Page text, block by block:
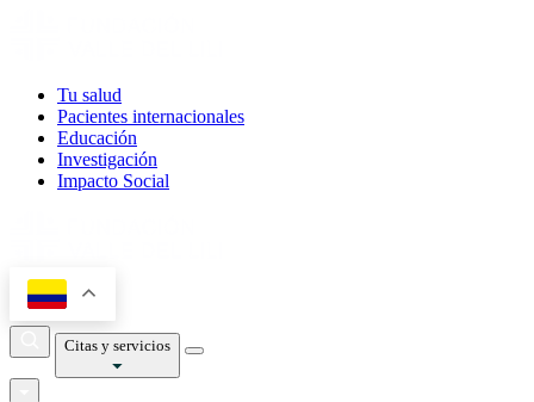
Tu salud
Pacientes internacionales
Educación
Investigación
Impacto Social
Citas y servicios